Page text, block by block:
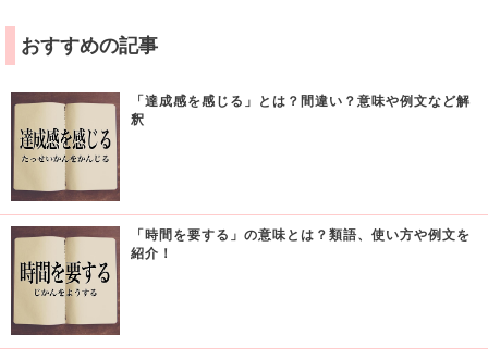
おすすめの記事
「達成感を感じる」とは？間違い？意味や例文など解
釈
「時間を要する」の意味とは？類語、使い方や例文を
紹介！